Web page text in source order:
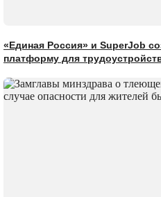
«Единая Россия» и SuperJob
платформу для